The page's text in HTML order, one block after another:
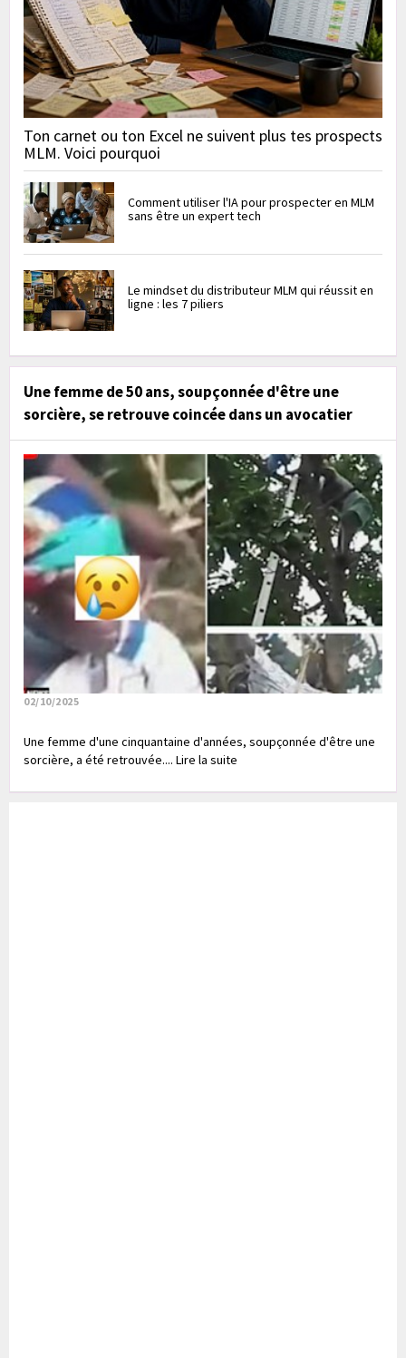
Ton carnet ou ton Excel ne suivent plus tes prospects
MLM. Voici pourquoi
Comment utiliser l'IA pour prospecter en MLM
sans être un expert tech
Le mindset du distributeur MLM qui réussit en
ligne : les 7 piliers
Une femme de 50 ans, soupçonnée d'être une
sorcière, se retrouve coincée dans un avocatier
02/10/2025
Une femme d'une cinquantaine d'années, soupçonnée d'être une
sorcière, a été retrouvée.... Lire la suite